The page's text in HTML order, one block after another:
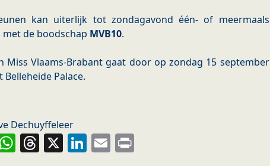
kan uiterlijk tot zondagavond één- of meermaals
met de boodschap MVB10.
Miss Vlaams-Brabant gaat door op zondag 15 september
Belleheide Palace.
Dechuyffeleer
WhatsApp
Threads
X LinkedIn
Email